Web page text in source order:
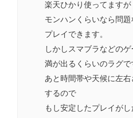
楽天ひかり使ってますが
モンハンくらいなら問
プレイできます。
しかしスマブラなどの
満が出るくらいのラグで
あと時間帯や天候に左
するので
もし安定したプレイが